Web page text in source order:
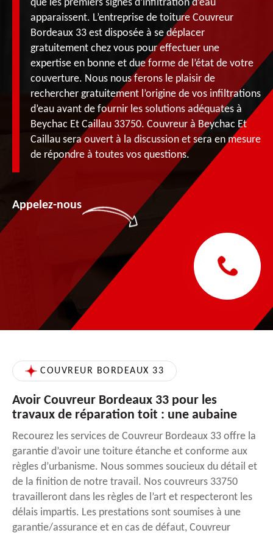
que les premiers signes d’infiltration d’eau
apparaissent. L’entreprise de toiture Couvreur
Bordeaux 33 est disposée à se déplacer
gratuitement chez vous pour effectuer une
expertise en bonne et due forme de l’état de votre
couverture. Nous nous ferons le plaisir de
rechercher gratuitement l’origine de vos infiltrations
d’eau avant de fournir les solutions adéquates à
Beychac Et Caillau 33750. Couvreur à Beychac Et
Caillau sera ouvert à la discussion et sera en mesure
de répondre à toutes vos questions.
Appelez-nous
COUVREUR BORDEAUX 33
Avoir Couvreur Bordeaux 33 pour les
travaux de réparation toit : une aubaine
Recourez les services de Couvreur Bordeaux 33 offre la
garantie d’avoir une toiture étanche et conforme aux
règles d’urbanisme. Nous sommes soucieux du détail et
de la finition de notre travail. Nos couvreurs 33750
travailleront dans les règles de l’art et respecteront les
délais impartis. Les prestations sont soumises à une
garantie/assurance et en cas de défaut, Couvreur